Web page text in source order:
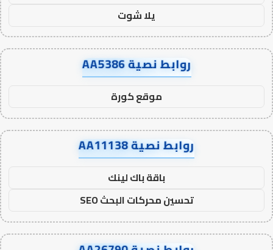
يلا شوت
روابط نصية AA5386
موقع كورة
روابط نصية AA11138
باقة باك لينك
تحسين محركات البحث SEO